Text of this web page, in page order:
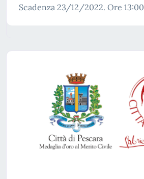
Scadenza 23/12/2022. Ore 13:00